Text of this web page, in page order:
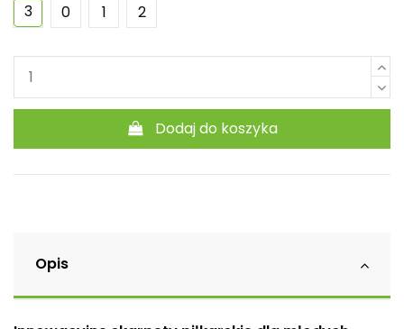
3
0 1 2
Dodaj do koszyka
Opis